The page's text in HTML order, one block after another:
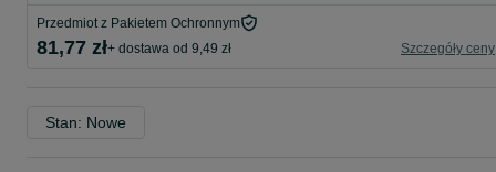
Przedmiot z Pakietem Ochronnym
81,77 zł+ dostawa od 9,49 zł Szczegóły ceny
Stan: Nowe